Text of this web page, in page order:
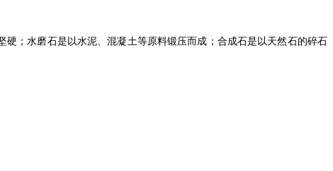
；水磨石是以水泥、混凝土等原料锻压而成；合成石是以天然石的碎石